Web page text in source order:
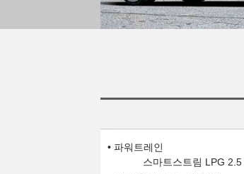
파워트레인
스마트스트림 LPG